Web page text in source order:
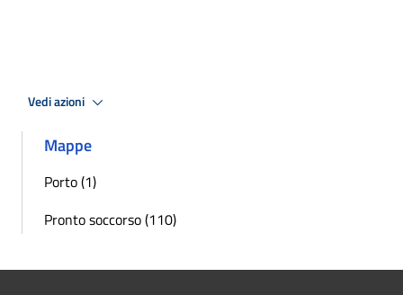
Vedi azioni
Mappe
Porto (1)
Pronto soccorso (110)